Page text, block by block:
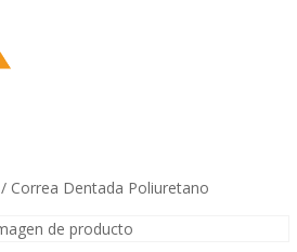
/ Correa Dentada Poliuretano